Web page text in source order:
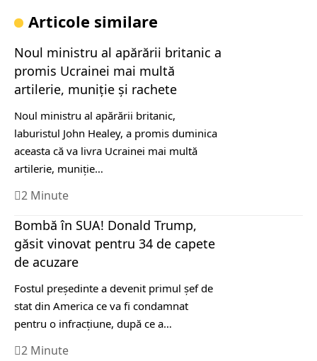
Articole similare
Noul ministru al apărării britanic a
promis Ucrainei mai multă
artilerie, muniţie şi rachete
Noul ministru al apărării britanic,
laburistul John Healey, a promis duminica
aceasta că va livra Ucrainei mai multă
artilerie, muniţie…
2 Minute
Bombă în SUA! Donald Trump,
găsit vinovat pentru 34 de capete
de acuzare
Fostul președinte a devenit primul șef de
stat din America ce va fi condamnat
pentru o infracțiune, după ce a…
2 Minute